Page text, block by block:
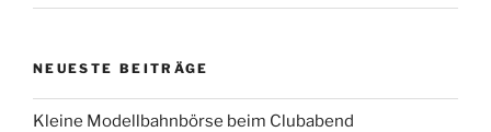
NEUESTE BEITRÄGE
Kleine Modellbahnbörse beim Clubabend